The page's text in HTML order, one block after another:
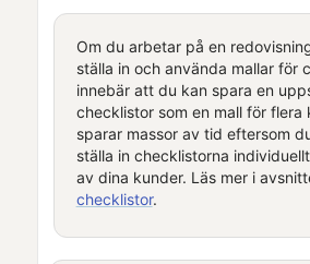
Om du arbetar på en
ställa in och använda mallar för
innebär att du kan spara en
checklistor som en mall för flera
sparar massor av tid eftersom
ställa in checklistorna
av dina kunder. Läs mer i
checklistor.